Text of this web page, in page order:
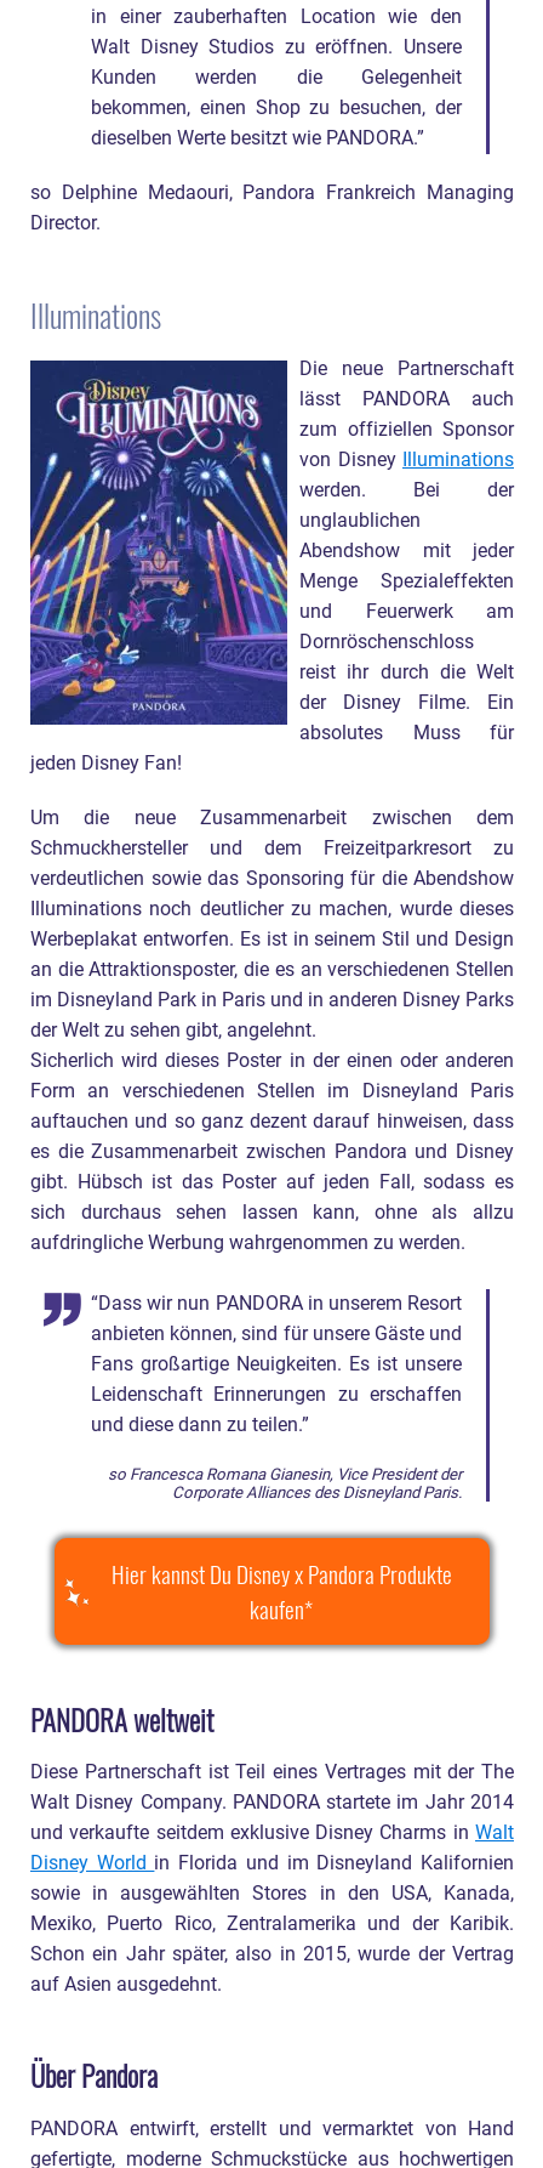
in einer zauberhaften Location wie den
Walt Disney Studios zu eröffnen. Unsere
Kunden werden die Gelegenheit
bekommen, einen Shop zu besuchen, der
dieselben Werte besitzt wie PANDORA.”
so Delphine Medaouri, Pandora Frankreich Managing
Director.
Illuminations
Die neue Partnerschaft
lässt PANDORA auch
zum offiziellen Sponsor
von Disney
Illuminations
werden. Bei der
unglaublichen
Abendshow mit jeder
Menge Spezialeffekten
und Feuerwerk am
Dornröschenschloss
reist ihr durch die Welt
der Disney Filme. Ein
absolutes Muss für
jeden Disney Fan!
Um die neue Zusammenarbeit zwischen dem
Schmuckhersteller und dem Freizeitparkresort zu
verdeutlichen sowie das Sponsoring für die Abendshow
Illuminations noch deutlicher zu machen, wurde dieses
Werbeplakat entworfen. Es ist in seinem Stil und Design
an die Attraktionsposter, die es an verschiedenen Stellen
im Disneyland Park in Paris und in anderen Disney Parks
der Welt zu sehen gibt, angelehnt.
Sicherlich wird dieses Poster in der einen oder anderen
Form an verschiedenen Stellen im Disneyland Paris
auftauchen und so ganz dezent darauf hinweisen, dass
es die Zusammenarbeit zwischen Pandora und Disney
gibt. Hübsch ist das Poster auf jeden Fall, sodass es
sich durchaus sehen lassen kann, ohne als allzu
aufdringliche Werbung wahrgenommen zu werden.
“Dass wir nun PANDORA in unserem Resort
anbieten können, sind für unsere Gäste und
Fans großartige Neuigkeiten. Es ist unsere
Leidenschaft Erinnerungen zu erschaffen
und diese dann zu teilen.”
so Francesca Romana Gianesin, Vice President der
Corporate Alliances des Disneyland Paris.
Hier kannst Du Disney x Pandora Produkte
kaufen
PANDORA weltweit
Diese Partnerschaft ist Teil eines Vertrages mit der The
Walt Disney Company. PANDORA startete im Jahr 2014
und verkaufte seitdem exklusive Disney Charms in Walt
Disney World in Florida und im Disneyland Kalifornien
sowie in ausgewählten Stores in den USA, Kanada,
Mexiko, Puerto Rico, Zentralamerika und der Karibik.
Schon ein Jahr später, also in 2015, wurde der Vertrag
auf Asien ausgedehnt.
Über Pandora
PANDORA entwirft, erstellt und vermarktet von Hand
gefertigte, moderne Schmuckstücke aus hochwertigen